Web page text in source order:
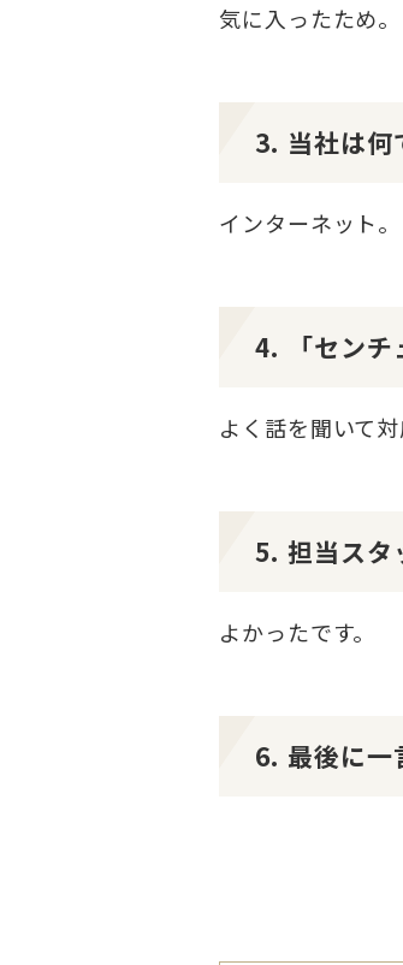
気に入ったため。
3. 当社は何
インターネット。
4. 「センチ
よく話を聞いて対
5. 担当スタ
よかったです。
6. 最後に一